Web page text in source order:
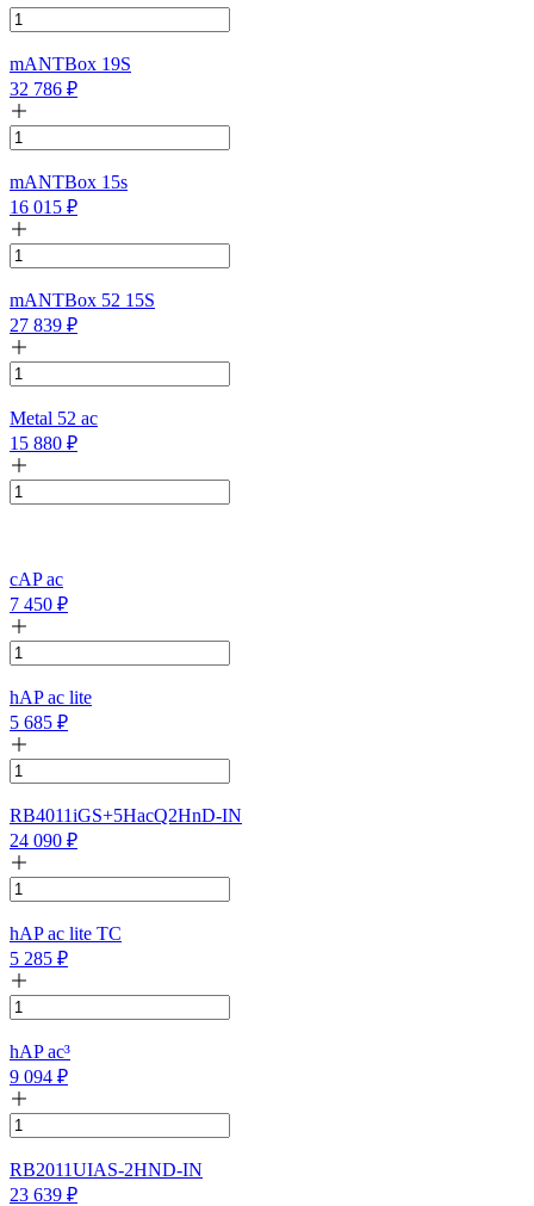
mANTBox 19S
32 786 ₽
mANTBox 15s
16 015 ₽
mANTBox 52 15S
27 839 ₽
Metal 52 ac
15 880 ₽
cAP ac
7 450 ₽
hAP ac lite
5 685 ₽
RB4011iGS+5HacQ2HnD-IN
24 090 ₽
hAP ac lite TC
5 285 ₽
hAP ac³
9 094 ₽
RB2011UIAS-2HND-IN
23 639 ₽